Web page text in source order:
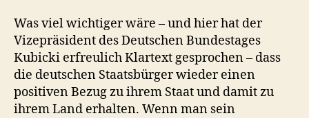
Was viel wichtiger wäre – und hier hat der
Vizepräsident des Deutschen Bundestages
Kubicki erfreulich Klartext gesprochen – dass
die deutschen Staatsbürger wieder einen
positiven Bezug zu ihrem Staat und damit zu
ihrem Land erhalten. Wenn man sein